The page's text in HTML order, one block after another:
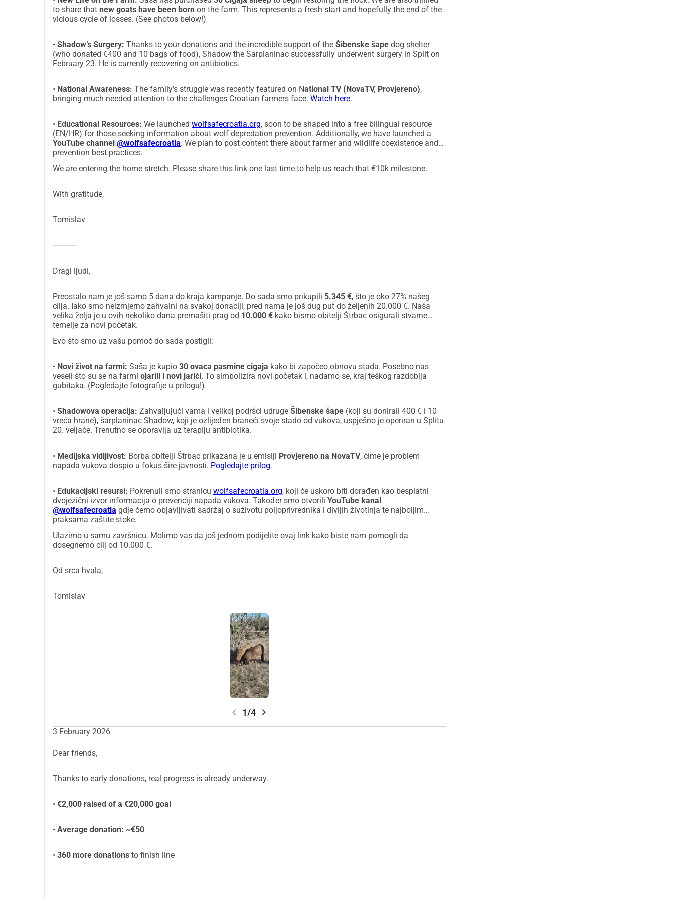
to share that new goats have been born on the farm. This represents a fresh start and hopefully the end of the
vicious cycle of losses. (See photos below!)
• Shadow’s Surgery: Thanks to your donations and the incredible support of the Šibenske šape dog shelter
(who donated €400 and 10 bags of food), Shadow the Sarplaninac successfully underwent surgery in Split on
February 23. He is currently recovering on antibiotics.
• National Awareness: The family’s struggle was recently featured on National TV (NovaTV, Provjereno),
bringing much needed attention to the challenges Croatian farmers face. Watch here.
• Educational Resources: We launched wolfsafecroatia.org, soon to be shaped into a free bilingual resource
(EN/HR) for those seeking information about wolf depredation prevention. Additionally, we have launched a
YouTube channel @wolfsafecroatia. We plan to post content there about farmer and wildlife coexistence and
prevention best practices.
We are entering the home stretch. Please share this link one last time to help us reach that €10k milestone.
With gratitude,
Tomislav
------------
Dragi ljudi,
Preostalo nam je još samo 5 dana do kraja kampanje. Do sada smo prikupili 5.345 €, što je oko 27% našeg
cilja. Iako smo neizmjerno zahvalni na svakoj donaciji, pred nama je još dug put do željenih 20.000 €. Naša
velika želja je u ovih nekoliko dana premašiti prag od 10.000 € kako bismo obitelji Štrbac osigurali stvarne
temelje za novi početak.
Evo što smo uz vašu pomoć do sada postigli:
• Novi život na farmi: Saša je kupio 30 ovaca pasmine cigaja kako bi započeo obnovu stada. Posebno nas
veseli što su se na farmi ojarili i novi jarići. To simbolizira novi početak i, nadamo se, kraj teškog razdoblja
gubitaka. (Pogledajte fotografije u prilogu!)
• Shadowova operacija: Zahvaljujući vama i velikoj podršci udruge Šibenske šape (koji su donirali 400 € i 10
vreća hrane), šarplaninac Shadow, koji je ozlijeđen braneći svoje stado od vukova, uspješno je operiran u Splitu
20. veljače. Trenutno se oporavlja uz terapiju antibiotika.
• Medijska vidljivost: Borba obitelji Štrbac prikazana je u emisiji Provjereno na NovaTV, čime je problem
napada vukova dospio u fokus šire javnosti. Pogledajte prilog.
• Edukacijski resursi: Pokrenuli smo stranicu wolfsafecroatia.org, koji će uskoro biti dorađen kao besplatni
dvojezični izvor informacija o prevenciji napada vukova. Također smo otvorili YouTube kanal
@wolfsafecroatia gdje ćemo objavljivati sadržaj o suživotu poljoprivrednika i divljih životinja te najboljim
praksama zaštite stoke.
Ulazimo u samu završnicu. Molimo vas da još jednom podijelite ovaj link kako biste nam pomogli da
dosegnemo cilj od 10.000 €.
Od srca hvala,
Tomislav
chevron_left 1/4 chevron_right
3 February 2026
Dear friends,
Thanks to early donations, real progress is already underway.
• €2,000 raised of a €20,000 goal
• Average donation: ~€50
• 360 more donations to finish line